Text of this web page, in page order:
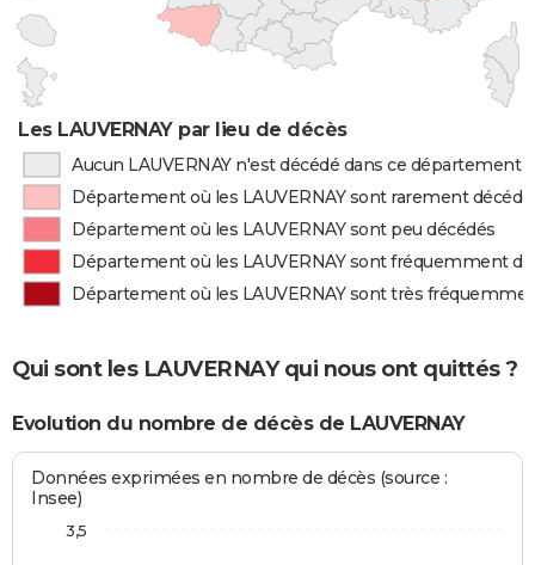
Les LAUVERNAY par lieu de décès
Aucun LAUVERNAY n'est décédé dans ce département
Département où les LAUVERNAY sont rarement
Département où les LAUVERNAY sont peu décédés
Département où les LAUVERNAY sont fréquemment
Département où les LAUVERNAY sont très
Qui sont les LAUVERNAY qui nous ont quittés ?
Evolution du nombre de décès de LAUVERNAY
Données exprimées en nombre de décès (source :
Insee)
3,5